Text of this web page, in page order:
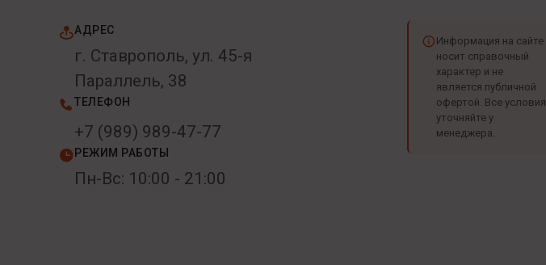
АДРЕС
г. Ставрополь, ул. 45-я
Параллель, 38
ТЕЛЕФОН
+7 (989) 989-47-77
РЕЖИМ РАБОТЫ
Пн-Вс: 10:00 - 21:00
Информация на сайте
носит справочный
характер и не
является публичной
офертой. Все условия
уточняйте у
менеджера.